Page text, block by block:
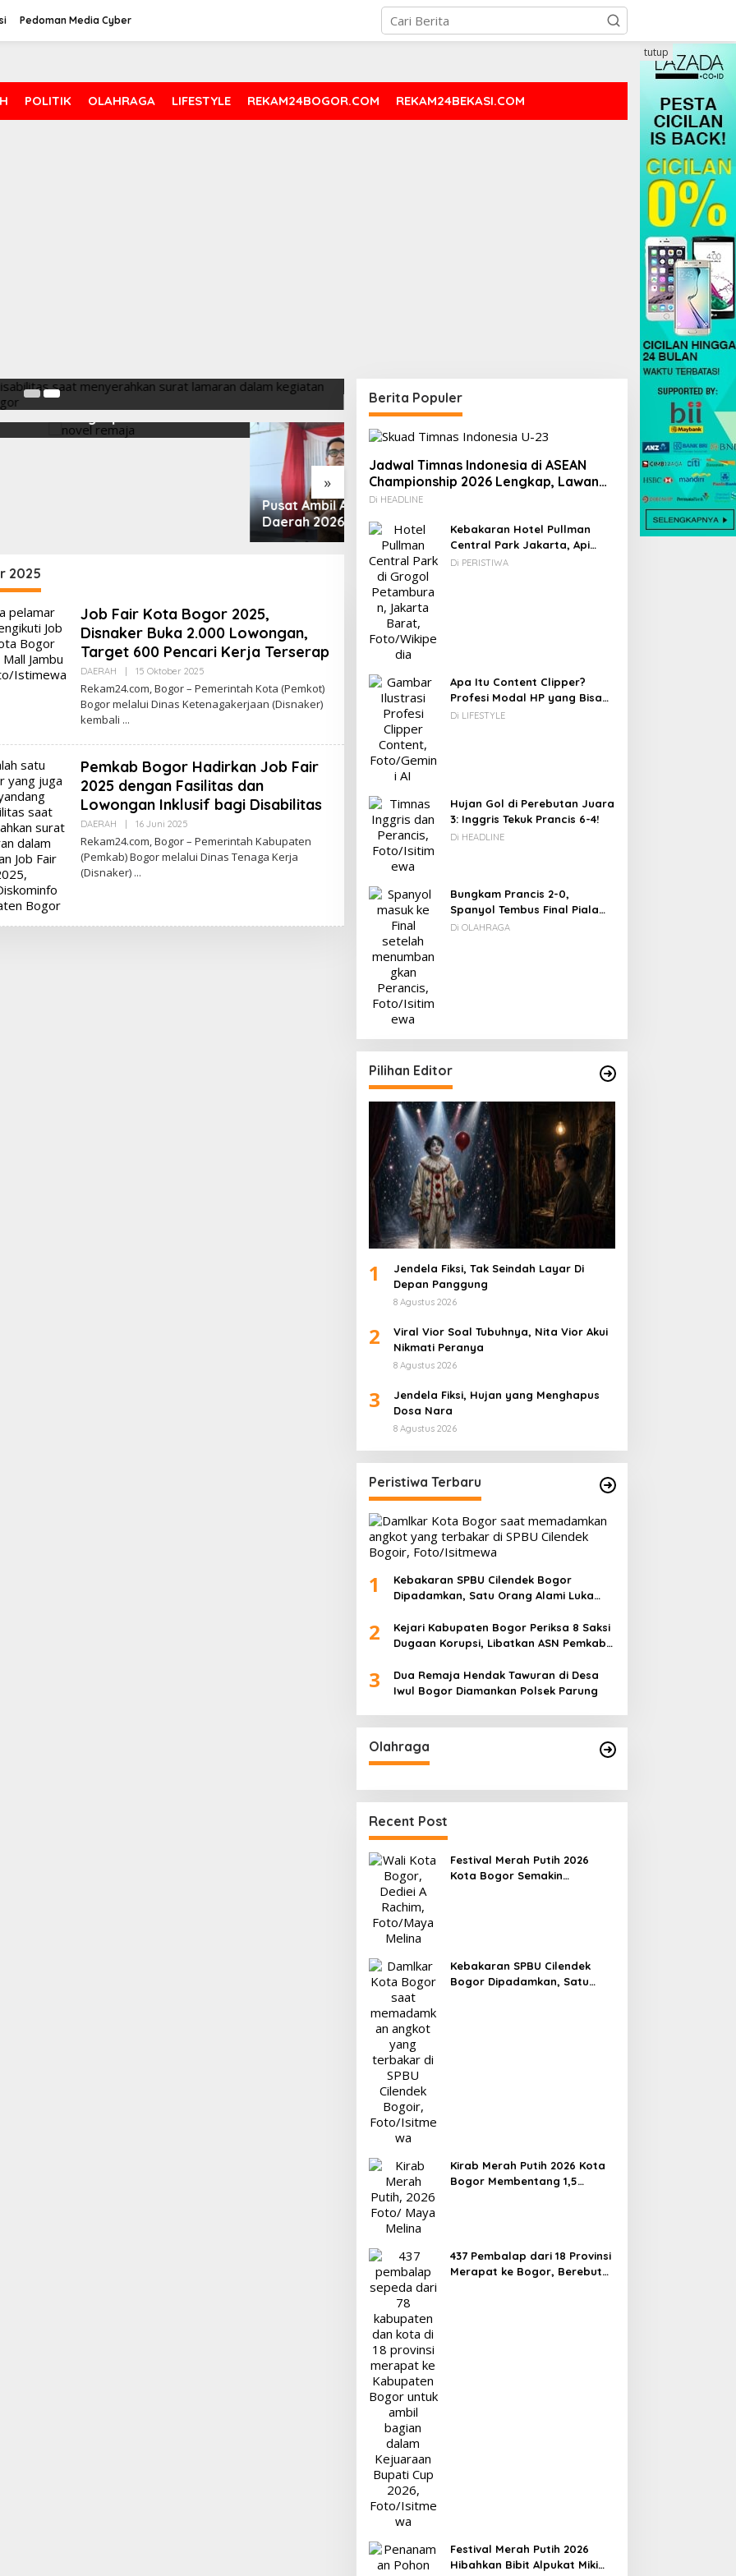
Pedoman Media Cyber
POLITIK OLAHRAGA LIFESTYLE REKAM24BOGOR.COM REKAM24BEKASI.COM
tutup
Job Fair Kota Bogor 2025,
Lowongan, Target 600 Pencari
»
Hujan yang
Pusat Ambil Alih Gaji PPPK
Daerah 2026, Ratusan
Pemda Bisa Bernapas Lega
10 Destinasi Wisata Ramah
Anak di Jabodetabek:
Liburan Keluarga yang
Makna
Jendela Fiksi, Tak Seindah
Layar Di Depan Panggung
2025
Job Fair Kota Bogor 2025,
Disnaker Buka 2.000 Lowongan,
Target 600 Pencari Kerja Terserap
DAERAH | 15 Oktober 2025Oleh
Rekam24.com, Bogor – Pemerintah Kota (Pemkot)
Bogor melalui Dinas Ketenagakerjaan (Disnaker)
kembali
Pemkab Bogor Hadirkan Job Fair
2025 dengan Fasilitas dan
Lowongan Inklusif bagi Disabilitas
DAERAH | 16 Juni 2025Oleh
Rekam24.com, Bogor – Pemerintah Kabupaten
(Pemkab) Bogor melalui Dinas Tenaga Kerja
(Disnaker)
Berita Populer
Jadwal Timnas Indonesia di ASEAN
Championship 2026 Lengkap, Lawan
Kamboja hingga Vietnam
Di HEADLINE
Kebakaran Hotel Pullman
Central Park Jakarta, Api
Berawal dari Gedung Parkir
Di PERISTIWA
Apa Itu Content Clipper?
Profesi Modal HP yang Bisa
Menghasilkan Puluhan Juta
Di LIFESTYLE
Hujan Gol di Perebutan Juara
3: Inggris Tekuk Prancis 6-4!
Di HEADLINE
Bungkam Prancis 2-0,
Spanyol Tembus Final Piala
Dunia 2026
Di OLAHRAGA
Pilihan Editor
1
Jendela Fiksi, Tak Seindah Layar Di
Depan Panggung
8 Agustus 2026
2
Viral Vior Soal Tubuhnya, Nita Vior Akui
Nikmati Peranya
8 Agustus 2026
3
Jendela Fiksi, Hujan yang Menghapus
Dosa Nara
8 Agustus 2026
Peristiwa Terbaru
1
Kebakaran SPBU Cilendek Bogor
Dipadamkan, Satu Orang Alami Luka
2
Kejari Kabupaten Bogor Periksa 8 Saksi
Dugaan Korupsi, Libatkan ASN Pemkab
3
Dua Remaja Hendak Tawuran di Desa
Iwul Bogor Diamankan Polsek Parung
Olahraga
Recent Post
Festival Merah Putih 2026
Kota Bogor Semakin
Kebakaran SPBU Cilendek
Bogor Dipadamkan, Satu
Kirab Merah Putih 2026 Kota
Bogor Membentang 1,5
437 Pembalap dari 18 Provinsi
Merapat ke Bogor, Berebut
Festival Merah Putih 2026
Hibahkan Bibit Alpukat Miki